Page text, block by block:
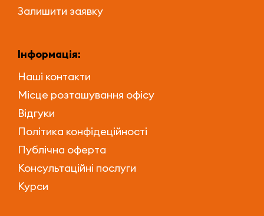
Залишити заявку
Інформація:
Наші контакти
Місце розташування офісу
Відгуки
Політика конфідеційності
Публічна оферта
Консультаційні послуги
Курси